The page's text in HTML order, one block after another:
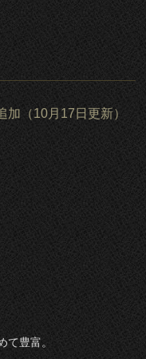
（10月17日更新）
て豊富。